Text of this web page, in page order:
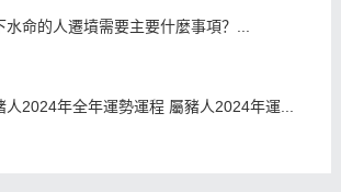
水命的人遷墳需要主要什麼事項？...
人2024年全年運勢運程 屬豬人2024年運...